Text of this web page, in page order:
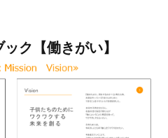
ク【働きがい】